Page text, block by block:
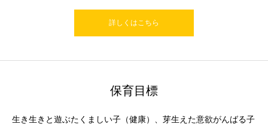
詳しくはこちら
保育目標
生き生きと遊ぶたくましい子（健康）、芽生えた意欲がんばる子